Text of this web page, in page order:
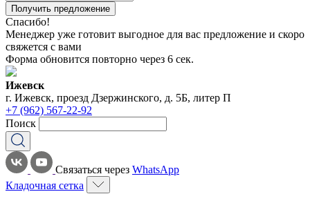
Получить предложение
Спасибо!
Менеджер уже готовит выгодное для вас предложение и скоро
свяжется с вами
Форма обновится повторно через 6 сек.
Ижевск
г. Ижевск, проезд Дзержинского, д. 5Б, литер П
+7 (962) 567-22-92
Поиск
Связаться через WhatsApp
Кладочная сетка